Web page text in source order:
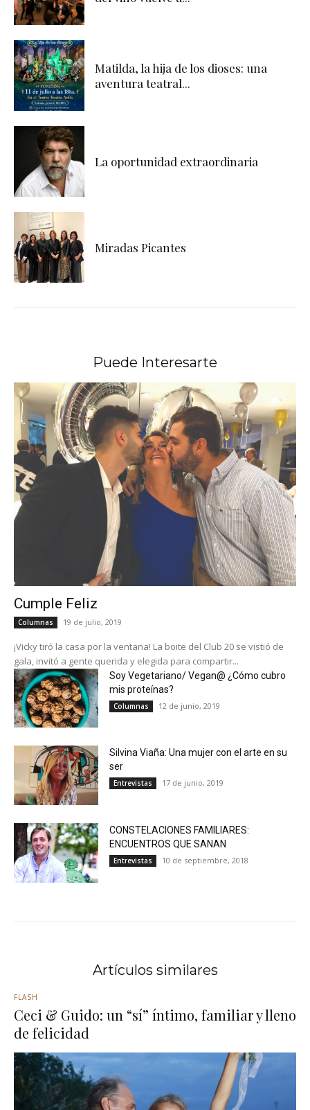
Matilda, la hija de los dioses: una
aventura teatral...
La oportunidad extraordinaria
Miradas Picantes
Puede Interesarte
Cumple Feliz
Columnas 19 de julio, 2019
¡Vicky tiró la casa por la ventana! La boite del Club 20 se vistió de
gala, invitó a gente querida y elegida para compartir...
Soy Vegetariano/ Vegan@ ¿Cómo cubro
mis proteínas?
Columnas 12 de junio, 2019
Silvina Viaña: Una mujer con el arte en su
ser
Entrevistas 17 de junio, 2019
CONSTELACIONES FAMILIARES:
ENCUENTROS QUE SANAN
Entrevistas 10 de septiembre, 2018
Artículos similares
FLASH
Ceci & Guido: un “sí” íntimo, familiar y lleno
de felicidad